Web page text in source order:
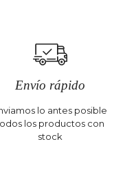
Envío rápido
lo antes posible
los productos con
stock